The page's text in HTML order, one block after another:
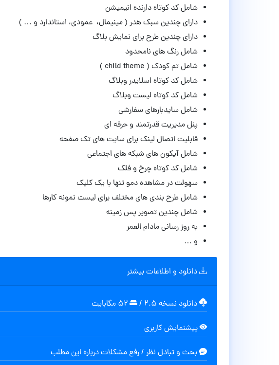
شامل کد کوتاه دارنده انیمیشن
دارای چندین سبک هدر ( مینیمال، عمودی، استاندارد و … )
دارای چندین طرح برای نمایش بلاگ
شامل رنگ های نامحدود
شامل تم کودک ( child theme )
شامل کد کوتاه اسلایدر وبلاگ
شامل کد کوتاه لیست وبلاگ
شامل سایدبارهای سفارشی
پنل مدیریت قدرتمند و حرفه ای
قابلیت اتصال لینک برای سایت های تک صفحه
شامل آیکون های شبکه های اجتماعی
شامل کد کوتاه چرخ و فلک
سهولت در مشاهده دمو تنها با یک کلیک
شامل طرح بندی های مختلف برای لیست نمونه کارها
شامل چندین تصویر پس زمینه
به روز رسانی مادام العمر
و …
دانلود و اطلاعات بیشتر
دانلود نسخه ۲.۵ /
پیشنمایش کاربری
بحث و تبادل نظر / رفع مشکلات درباره این مطلب